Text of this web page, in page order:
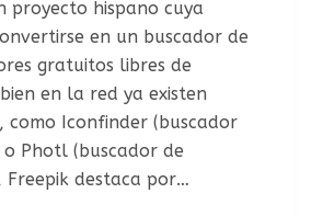
proyecto hispano cuya
en un buscador de
gratuitos libres de
en la red ya existen
Iconfinder (buscador
Photl (buscador de
destaca por…